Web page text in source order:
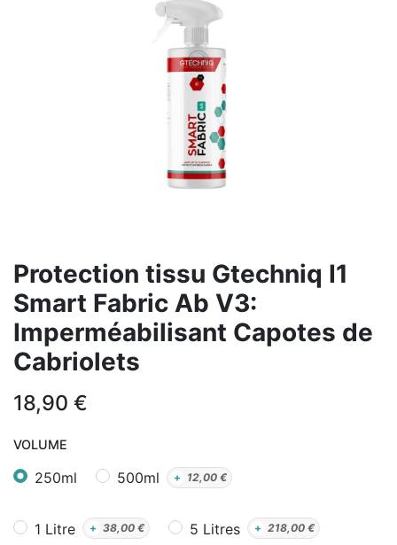
Protection tissu Gtechniq I1
Smart Fabric Ab V3:
Imperméabilisant Capotes de
Cabriolets
18,90 €
VOLUME
250ml 500ml + 12,00 €
1 Litre + 38,00 € 5 Litres + 218,00€